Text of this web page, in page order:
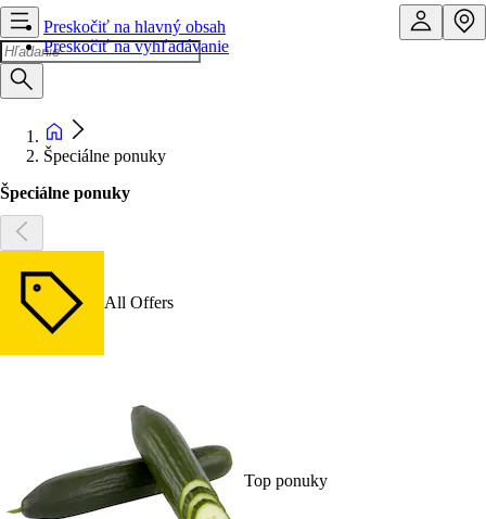
Preskočiť na hlavný obsah
Preskočiť na vyhľadávanie
Špeciálne ponuky
Špeciálne ponuky
All Offers
Top ponuky